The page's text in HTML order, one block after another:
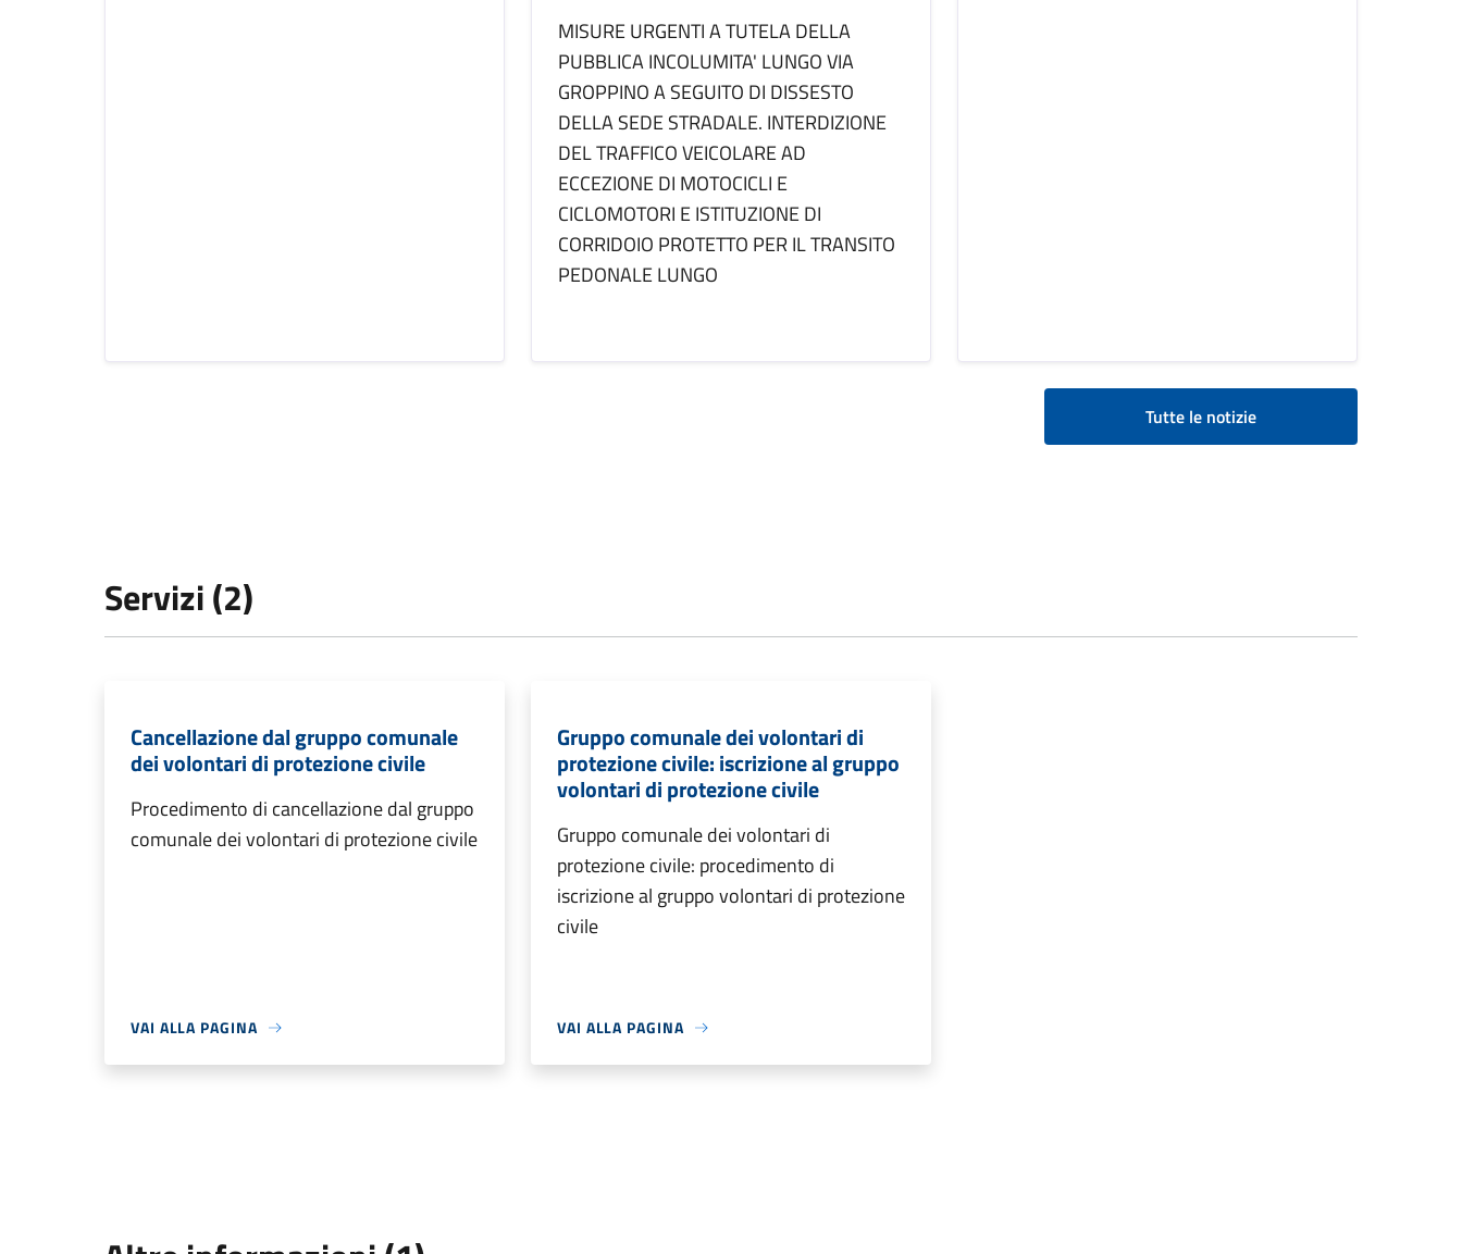
MISURE URGENTI A TUTELA DELLA
PUBBLICA INCOLUMITA' LUNGO VIA
GROPPINO A SEGUITO DI DISSESTO
DELLA SEDE STRADALE. INTERDIZIONE
DEL TRAFFICO VEICOLARE AD
ECCEZIONE DI MOTOCICLI E
CICLOMOTORI E ISTITUZIONE DI
CORRIDOIO PROTETTO PER IL TRANSITO
PEDONALE LUNGO
Tutte le notizie
Servizi (2)
Cancellazione dal gruppo comunale
dei volontari di protezione civile
Procedimento di cancellazione dal gruppo
comunale dei volontari di protezione civile
VAI ALLA PAGINA
Gruppo comunale dei volontari di
protezione civile: iscrizione al gruppo
volontari di protezione civile
Gruppo comunale dei volontari di
protezione civile: procedimento di
iscrizione al gruppo volontari di protezione
civile
VAI ALLA PAGINA